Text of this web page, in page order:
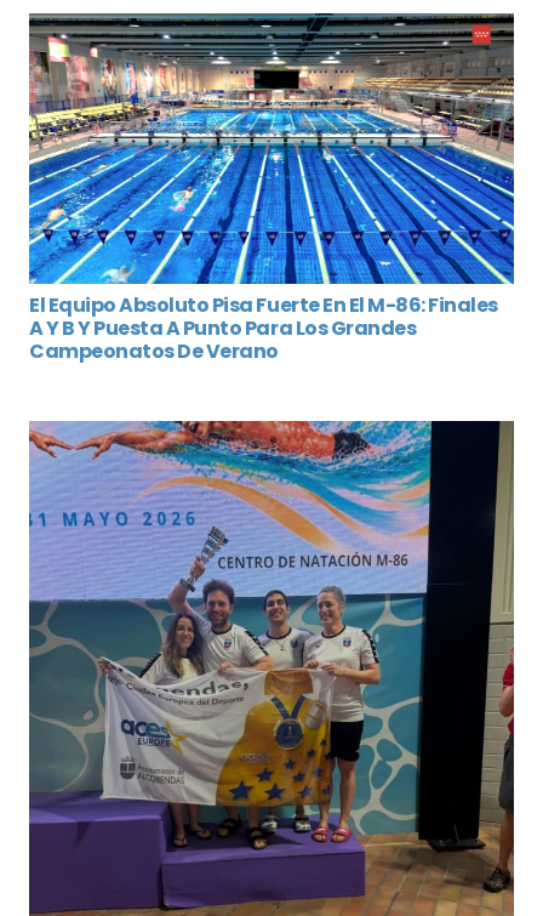
El Equipo Absoluto Pisa Fuerte En El M-86: Finales
A Y B Y Puesta A Punto Para Los Grandes
Campeonatos De Verano